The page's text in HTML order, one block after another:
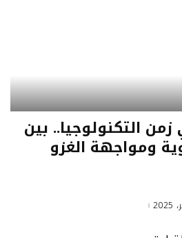
التكنولوجيا.. بين
ومواجهة الغزو